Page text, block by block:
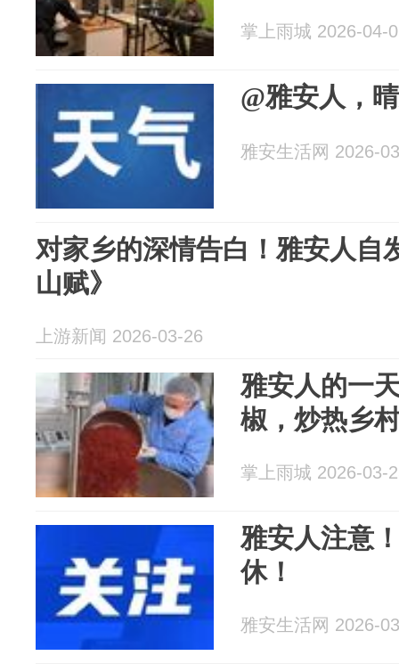
掌上雨城 2026-04-
@雅安人，
雅安生活网 2026-
对家乡的深情告白！雅安人自
山赋》
上游新闻 2026-03-26
雅安人的一
椒，炒热乡
掌上雨城 2026-03-
雅安人注意
休！
雅安生活网 2026-